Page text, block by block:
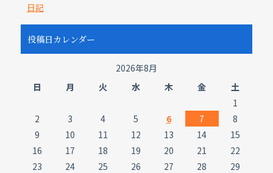
日記
投稿日カレンダー
2026年8月
日
月 火 水 木 金
土
1
2
3 4 5 6 7
8
9
10 11 12 13 14
15
16
17 18 19 20 21
22
23
24 25 26 27 28 29